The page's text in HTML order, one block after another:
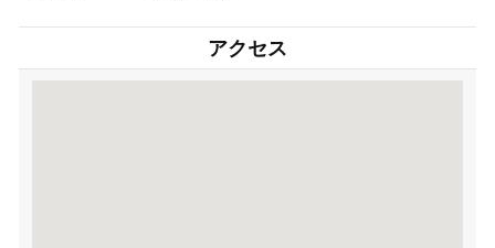
アクセス